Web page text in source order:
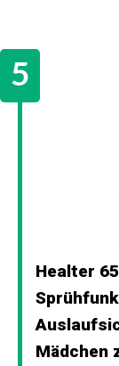
Healter
Mädchen